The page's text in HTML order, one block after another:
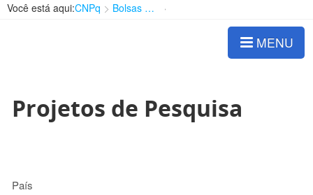
Você está aqui:CNPq Bolsas e Auxílios Vigentes
MENU
Projetos de Pesquisa
País